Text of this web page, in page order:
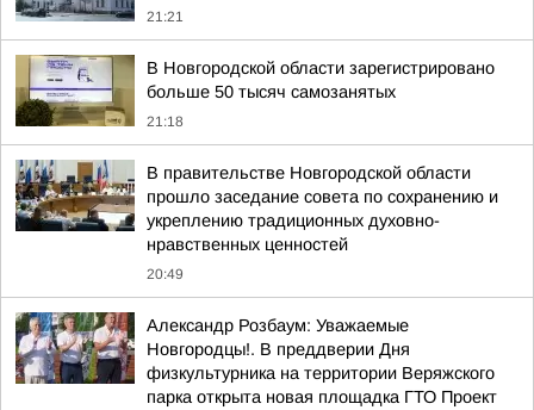
21:21
В Новгородской области зарегистрировано
больше 50 тысяч самозанятых
21:18
В правительстве Новгородской области
прошло заседание совета по сохранению и
укреплению традиционных духовно-
нравственных ценностей
20:49
Александр Розбаум: Уважаемые
Новгородцы!. В преддверии Дня
физкультурника на территории Веряжского
парка открыта новая площадка ГТО Проект